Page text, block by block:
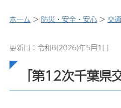
ホーム > 防災・安全・安心 > 交
更新日：令和8(2026)年5月1日
「第12次千葉県